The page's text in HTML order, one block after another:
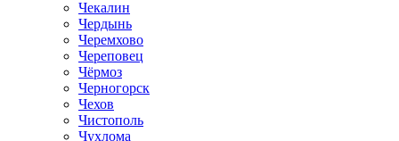
Чекалин
Чердынь
Черемхово
Череповец
Чёрмоз
Черногорск
Чехов
Чистополь
Чухлома